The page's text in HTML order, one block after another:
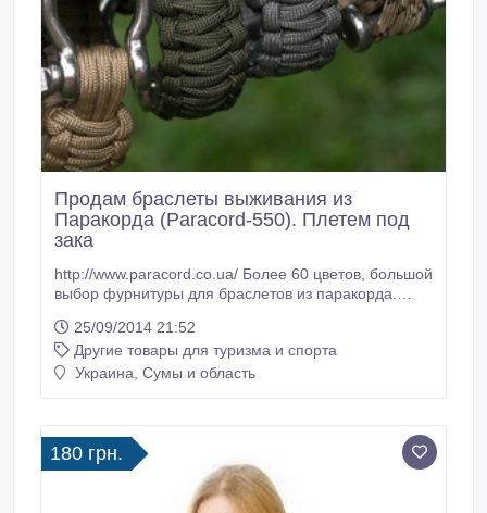
Продам браслеты выживания из
Паракорда (Paracord-550). Плетем под
зака
http://www.paracord.co.ua/ Более 60 цветов, большой
выбор фурнитуры для браслетов из паракорда.
Огромный выбор моделей и расцветок под ваш
стиль жизни. Качественная фурнитура для
паракорда, бусины, фастексы ykk, компасы для
25/09/2014 21:52
Другие товары для туризма и спорта
Украина, Сумы и область
180 грн.